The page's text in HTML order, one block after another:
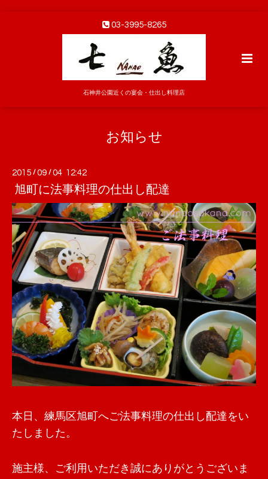
03-3995-8265
石神井公園近くの宴会・仕出し料理店
お知らせ
2015 /09 /04 12:42
旭町に法事料理の仕出し配達
本日、練馬区旭町へご法事料理の仕出し配達をい
たしました。
施主様、ご利用いただき誠にありがとうございま